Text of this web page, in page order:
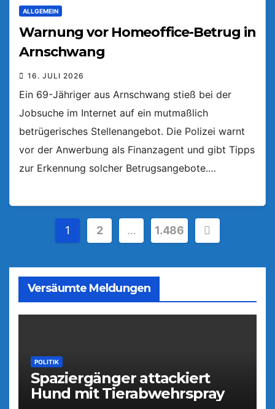
ALLGEMEIN
Warnung vor Homeoffice-Betrug in
Arnschwang
16. JULI 2026
Ein 69-Jähriger aus Arnschwang stieß bei der
Jobsuche im Internet auf ein mutmaßlich
betrügerisches Stellenangebot. Die Polizei warnt
vor der Anwerbung als Finanzagent und gibt Tipps
zur Erkennung solcher Betrugsangebote.…
Seitennummerierung
Beiträge
1 2 … 1.486
Versäumte Meldungen
POLITIK
Spaziergänger attackiert
Hund mit Tierabwehrspray